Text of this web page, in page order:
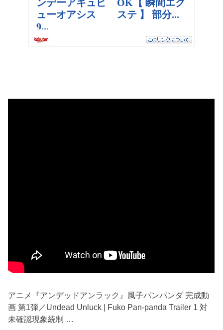
アニメ『アンデッドアンラック』風子パンパンダ 完成動
画 第1弾／Undead Unluck | Fuko Pan-panda Trailer 1 対
未確認現象統制 …